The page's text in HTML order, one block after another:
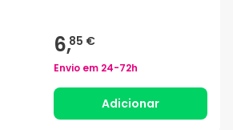
6,85 €
Envio em 24-72h
Adicionar